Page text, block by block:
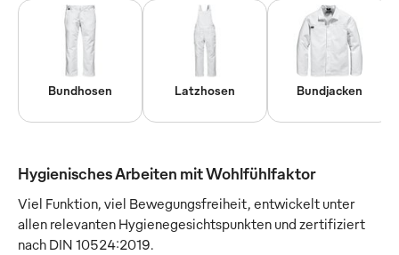
Bundhosen Latzhosen Bundjacken
Hygienisches Arbeiten mit Wohlfühlfaktor
Viel Funktion, viel Bewegungsfreiheit, entwickelt unter
allen relevanten Hygienegesichtspunkten und zertifiziert
nach DIN 10524:2019.